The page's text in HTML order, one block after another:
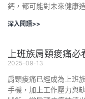
鈣，都可能對未來健康
深入閱讀>>
上班族肩頸痠痛
2025-09-13
肩頸痠痛已經成為上班
手機，加上工作壓力與